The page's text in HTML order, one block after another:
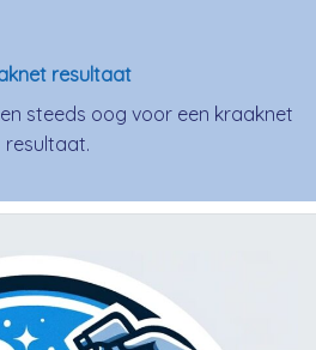
resultaat
steeds oog voor een kraaknet
resultaat.